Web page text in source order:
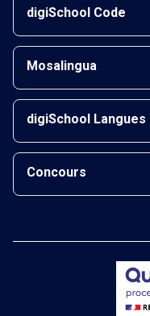
digiSchool Code
Mosalingua
digiSchool Langues
Concours